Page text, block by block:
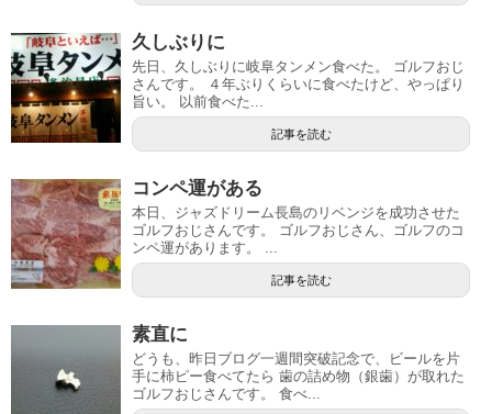
久しぶりに
先日、久しぶりに岐阜タンメン食べた。 ゴルフおじ
さんです。 ４年ぶりくらいに食べたけど、やっぱり
旨い。 以前食べた...
記事を読む
コンペ運がある
本日、ジャズドリーム長島のリベンジを成功させた
ゴルフおじさんです。 ゴルフおじさん、ゴルフのコ
ンペ運があります。 ...
記事を読む
素直に
どうも、昨日ブログ一週間突破記念で、ビールを片
手に柿ピー食べてたら 歯の詰め物（銀歯）が取れた
ゴルフおじさんです。 食べ...